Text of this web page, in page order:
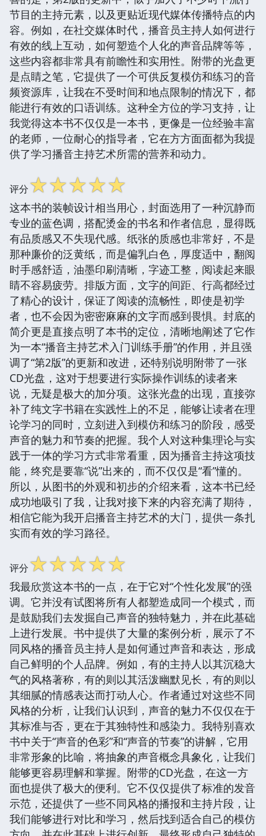
节目的主持元素，以及更贴近现代媒体传播特点的内
容。例如，在社交媒体时代，播音员主持人如何进行
有效的线上互动，如何塑造个人化的声音品牌等等，
这些内容都非常具有前瞻性和实用性。附带的光盘更
是点睛之笔，它提供了一个可供反复模仿和练习的音
频资源库，让我在不受时间和地点限制的情况下，都
能进行有效的口语训练。这种全方位的学习支持，让
我觉得这本书不仅仅是一本书，更像是一位经验丰富
的老师，一位耐心的指导者，它在方方面面都为我提
供了学习播音主持艺术所需的营养和动力。
评分☆☆☆☆☆
这本书的装帧设计相当用心，封面选用了一种沉静而
专业的蓝色调，搭配烫金的书名和作者信息，显得既
有品质感又不失现代感。纸张的质感也非常好，不是
那种廉价的泛黄纸，而是偏乳白色，厚度适中，翻阅
时手感舒适，油墨印刷清晰，字迹工整，阅读起来眼
睛不容易疲劳。排版方面，文字的间距、行高都经过
了精心的设计，保证了阅读的流畅性，即使是初学
者，也不会因为密密麻麻的文字而感到畏惧。封底的
简介更是直接点明了本书的定位，清晰地阐述了它作
为一本“播音主持艺术入门训练手册”的作用，并且强
调了“第2版”的更新和改进，还特别说明附带了一张
CD光盘，这对于想要进行实际操作训练的读者来
说，无疑是极大的加分项。这张光盘的出现，直接弥
补了纯文字书籍在实践性上的不足，能够让读者在理
论学习的同时，立刻进入到模仿和练习的阶段，感受
声音的魅力和节奏的把握。我个人对这种集理论与实
践于一体的学习方式非常看重，因为播音主持这项技
能，终究是要靠“说”出来的，而不仅仅是“看”懂的。
所以，从图书的外观和初步的介绍来看，这本书已经
成功地吸引了我，让我对接下来的内容充满了期待，
相信它能为我开启播音主持艺术的大门，提供一条扎
实而有效的学习路径。
评分☆☆☆☆☆
我最欣赏这本书的一点，在于它对“个性化发展”的强
调。它并没有试图将所有人都塑造成同一个模式，而
是鼓励我们去发掘自己声音的独特魅力，并在此基础
上进行发展。书中提供了大量的案例分析，展示了不
同风格的播音员主持人是如何通过声音和表达，形成
自己鲜明的个人品牌。例如，有的主持人以其沉稳大
气的风格著称，有的则以其活泼幽默见长，有的则以
其细腻的情感表达而打动人心。作者通过对这些不同
风格的分析，让我们认识到，声音的魅力不仅仅在于
其标准与否，更在于其独特性和感染力。我特别喜欢
书中关于“声音的色彩”和“声音的节奏”的讲解，它用
非常形象的比喻，将抽象的声音概念具象化，让我们
能够更容易理解和掌握。附带的CD光盘，在这一方
面也提供了极大的便利。它不仅仅提供了标准的发音
示范，还提供了一些不同风格的播报和主持片段，让
我们能够进行对比和学习，然后找到适合自己的模仿